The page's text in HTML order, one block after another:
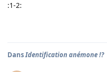
:1-2:
DansIdentification anémone !?